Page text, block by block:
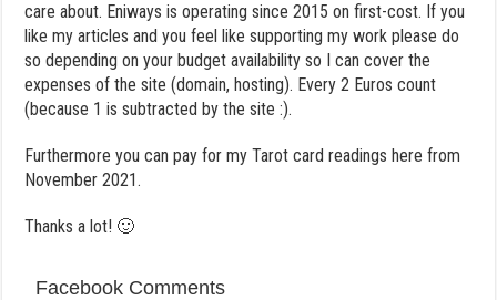
care about. Eniways is operating since 2015 on first-cost. If you
like my articles and you feel like supporting my work please do
so depending on your budget availability so I can cover the
expenses of the site (domain, hosting). Every 2 Euros count
(because 1 is subtracted by the site :).
Furthermore you can pay for my Tarot card readings here from
November 2021.
Thanks a lot! 🙂
Facebook Comments